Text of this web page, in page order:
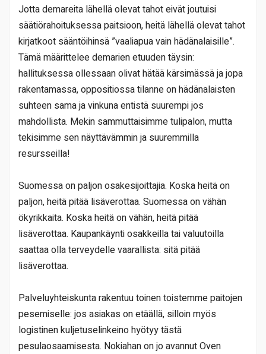
Jotta demareita lähellä olevat tahot eivät joutuisi
säätiörahoituksessa paitsioon, heitä lähellä olevat tahot
kirjatkoot sääntöihinsä ”vaaliapua vain hädänalaisille”.
Tämä määrittelee demarien etuuden täysin:
hallituksessa ollessaan olivat hätää kärsimässä ja jopa
rakentamassa, oppositiossa tilanne on hädänalaisten
suhteen sama ja vinkuna entistä suurempi jos
mahdollista. Mekin sammuttaisimme tulipalon, mutta
tekisimme sen näyttävämmin ja suuremmilla
resursseilla!
Suomessa on paljon osakesijoittajia. Koska heitä on
paljon, heitä pitää lisäverottaa. Suomessa on vähän
ökyrikkaita. Koska heitä on vähän, heitä pitää
lisäverottaa. Kaupankäynti osakkeilla tai valuutoilla
saattaa olla terveydelle vaarallista: sitä pitää
lisäverottaa.
Palveluyhteiskunta rakentuu toinen toistemme paitojen
pesemiselle: jos asiakas on etäällä, silloin myös
logistinen kuljetuselinkeino hyötyy tästä
pesulaosaamisesta. Nokiahan on jo avannut Oven